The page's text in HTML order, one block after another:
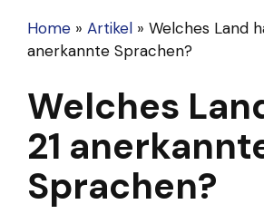
Home » Artikel » Welches Land
anerkannte Sprachen?
Welches
21
Sprachen?